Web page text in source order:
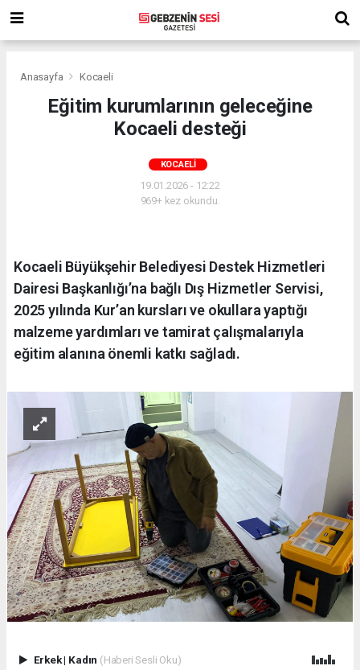
Anasayfa Kocaeli
Eğitim kurumlarının geleceğine
Kocaeli desteği
KOCAELI
19.01.2026 - 12:22
969+ kez okundu.
Kocaeli Büyükşehir Belediyesi Destek Hizmetleri
Dairesi Başkanlığı’na bağlı Dış Hizmetler Servisi,
2025 yılında Kur’an kursları ve okullara yaptığı
malzeme yardımları ve tamirat çalışmalarıyla
eğitim alanına önemli katkı sağladı.
Erkek| Kadın (Haberi Sesli Oku)